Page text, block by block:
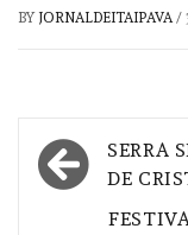
BY JORNALDEITAIPAVA/
de
SERRA
DE